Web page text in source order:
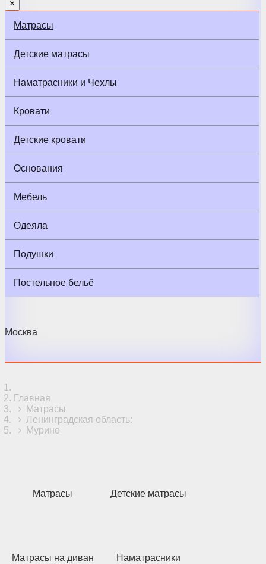
×
Матрасы
Детские матрасы
Наматрасники и Чехлы
Кровати
Детские кровати
Основания
Мебель
Одеяла
Подушки
Постельное бельё
Москва
Главная
Матрасы
Ленинградская область:
Мурино
Матрасы Детские матрасы
Матрасы на диван Наматрасники